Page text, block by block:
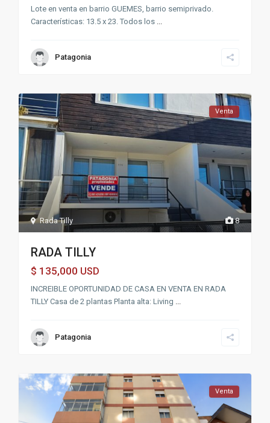
Lote en venta en barrio GUEMES, barrio semiprivado.
Características: 13.5 x 23. Todos los ...
Patagonia
8
Rada Tilly
Venta
RADA TILLY
$ 135,000 USD
INCREIBLE OPORTUNIDAD DE CASA EN VENTA EN RADA
TILLY Casa de 2 plantas Planta alta: Living ...
Patagonia
Venta